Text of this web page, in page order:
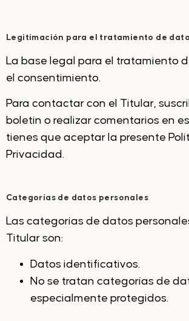
Legitimación para el tratamiento de
La base legal para el tratamiento
el consentimiento.
Para contactar con el Titular,
boletín o realizar comentarios en
tienes que aceptar la presente
Privacidad.
Categorías de datos personales
Las categorías de datos
Titular son:
Datos identificativos.
No se tratan categorías de
especialmente protegidos.